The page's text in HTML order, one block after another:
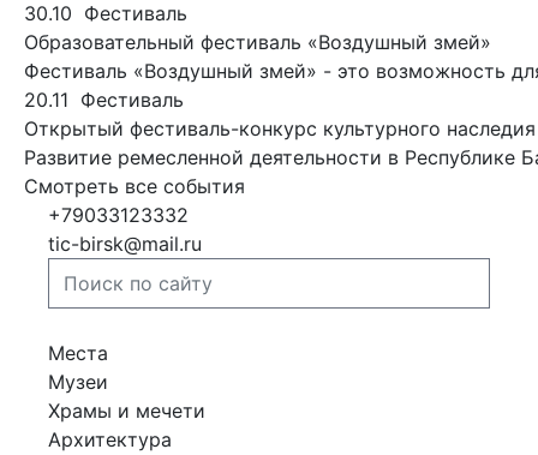
30.10 Фестиваль
Образовательный фестиваль «Воздушный змей»
Фестиваль «Воздушный змей» - это возможность
20.11 Фестиваль
Открытый фестиваль-конкурс культурного
Развитие ремесленной деятельности в
Смотреть все события
+79033123332
tic-birsk@mail.ru
Места
Музеи
Храмы и мечети
Архитектура